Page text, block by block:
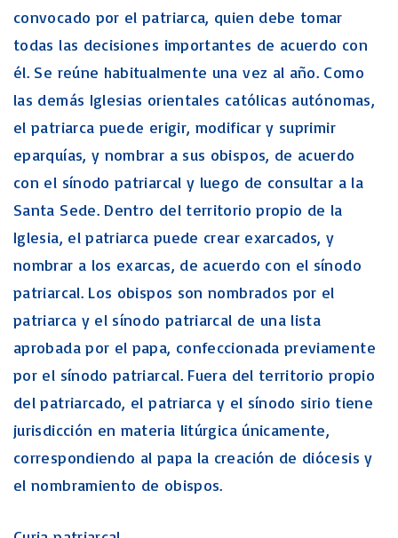
convocado por el patriarca, quien debe tomar
todas las decisiones importantes de acuerdo con
él. Se reúne habitualmente una vez al año. Como
las demás Iglesias orientales católicas autónomas,
el patriarca puede erigir, modificar y suprimir
eparquías, y nombrar a sus obispos, de acuerdo
con el sínodo patriarcal y luego de consultar a la
Santa Sede. Dentro del territorio propio de la
Iglesia, el patriarca puede crear exarcados, y
nombrar a los exarcas, de acuerdo con el sínodo
patriarcal. Los obispos son nombrados por el
patriarca y el sínodo patriarcal de una lista
aprobada por el papa, confeccionada previamente
por el sínodo patriarcal. Fuera del territorio propio
del patriarcado, el patriarca y el sínodo sirio tiene
jurisdicción en materia litúrgica únicamente,
correspondiendo al papa la creación de diócesis y
el nombramiento de obispos.